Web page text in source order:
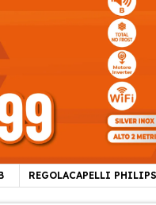
REGOLACAPELLI PHILIPS